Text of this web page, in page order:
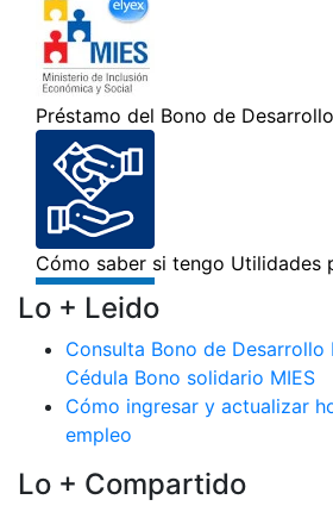
Lo + Leido
Consulta Bono de Desarrollo
Cédula Bono solidario MIES
Cómo ingresar y actualizar
empleo
Lo + Compartido